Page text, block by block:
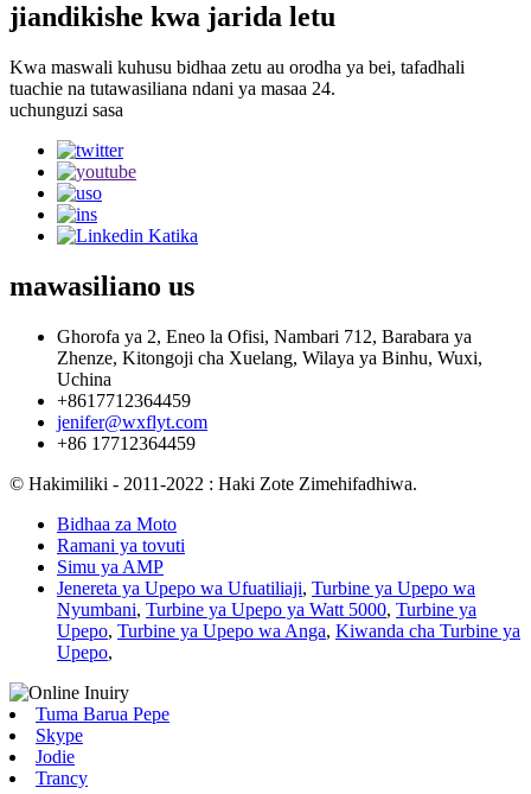
jiandikishe kwa jarida letu
Kwa maswali kuhusu bidhaa zetu au orodha ya bei, tafadhali
tuachie na tutawasiliana ndani ya masaa 24.
uchunguzi sasa
mawasiliano us
Ghorofa ya 2, Eneo la Ofisi, Nambari 712, Barabara ya
Zhenze, Kitongoji cha Xuelang, Wilaya ya Binhu, Wuxi,
Uchina
+8617712364459
jenifer@wxflyt.com
+86 17712364459
© Hakimiliki - 2011-2022 : Haki Zote Zimehifadhiwa.
Bidhaa za Moto
Ramani ya tovuti
Simu ya AMP
Jenereta ya Upepo wa Ufuatiliaji, Turbine ya Upepo wa
Nyumbani, Turbine ya Upepo ya Watt 5000, Turbine ya
Upepo, Turbine ya Upepo wa Anga, Kiwanda cha Turbine ya
Upepo,
Tuma Barua Pepe
Skype
Jodie
Trancy